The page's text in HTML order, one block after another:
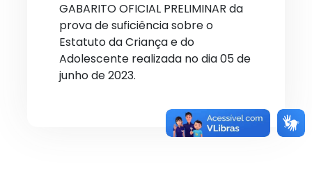
GABARITO OFICIAL PRELIMINAR da
prova de suficiência sobre o
Estatuto da Criança e do
Adolescente realizada no dia 05 de
junho de 2023.